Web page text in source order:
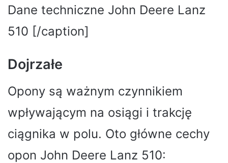
Dane techniczne John Deere Lanz
510 [/caption]
Dojrzałe
Opony są ważnym czynnikiem
wpływającym na osiągi i trakcję
ciągnika w polu. Oto główne cechy
opon John Deere Lanz 510: